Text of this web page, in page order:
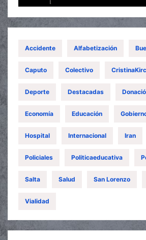
Accidente Alfabetización
Caputo Colectivo
Deporte Destacadas
Economía Educación
Hospital Internacional Iran
Policiales Politicaeducativa
Salta Salud San Lorenzo
Vialidad